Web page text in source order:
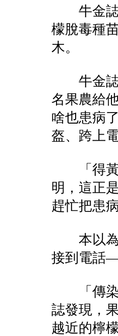
牛金誌
檬脫毒種
木。
牛金誌
名果農給
啥也患病
盔、跨上
「得黃
明，這正
趕忙把患
本以為
接到電話
「傳染
誌發現，
越近的檸